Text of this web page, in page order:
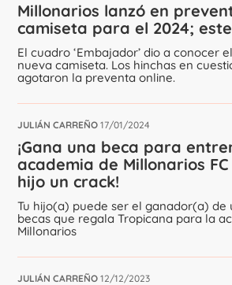
Millonarios lanzó en
camiseta para el 2024;
El cuadro ‘Embajador’ dio a conocer
nueva camiseta. Los hinchas en
agotaron la preventa online.
JULIÁN CARREÑO 17/01/2024
¡Gana una beca para
academia de Millonarios
hijo un crack!
Tu hijo(a) puede ser el ganador(a) de
becas que regala Tropicana para la
Millonarios
JULIÁN CARREÑO 12/12/2023